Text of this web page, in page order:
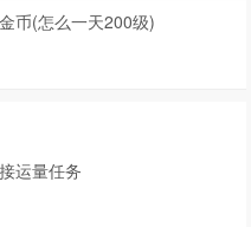
币(怎么一天200级)
运量任务